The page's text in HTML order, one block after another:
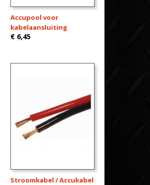
Accupool voor
kabelaansluiting
€ 6,45
Stroomkabel / Accukabel